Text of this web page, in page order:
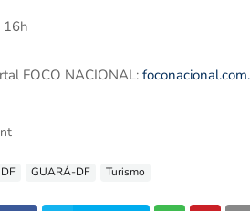
16h
FOCO NACIONAL:
GUARÁ-DF Turismo